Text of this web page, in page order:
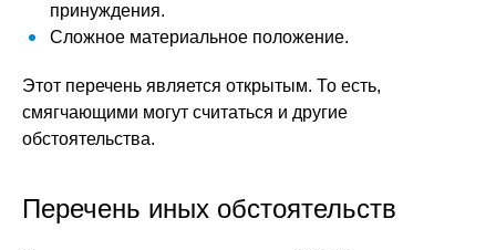
принуждения.
Сложное материальное положение.
Этот перечень является открытым. То есть,
смягчающими могут считаться и другие
обстоятельства.
Перечень иных обстоятельств